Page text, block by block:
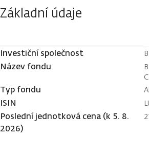
Základní údaje
Investiční společnost
Název fondu
Typ fondu
ISIN
Poslední jednotková cena (k 5. 8.
2026)